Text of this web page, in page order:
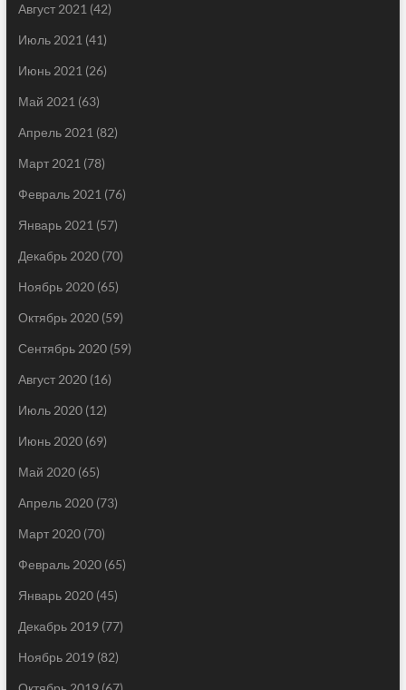
Август 2021 (42)
Июль 2021 (41)
Июнь 2021 (26)
Май 2021 (63)
Апрель 2021 (82)
Март 2021 (78)
Февраль 2021 (76)
Январь 2021 (57)
Декабрь 2020(70)
Ноябрь 2020(65)
Октябрь 2020(59)
Сентябрь 2020(59)
Август 2020(16)
Июль 2020(12)
Июнь 2020(69)
Май 2020(65)
Апрель 2020(73)
Март 2020(70)
Февраль 2020(65)
Январь 2020(45)
Декабрь 2019(77)
Ноябрь 2019(82)